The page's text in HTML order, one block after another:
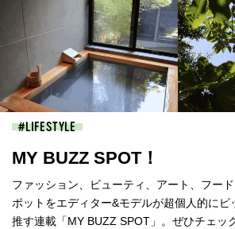
LIFESTYLE
MY BUZZ SPOT！
ファッション、ビューティ、アート、フー
ポットをエディター&モデルが超個人的にピ
推す連載「MY BUZZ SPOT」。ぜひチェッ